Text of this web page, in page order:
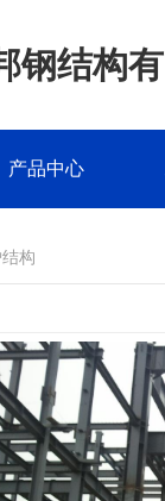
钢结构有
产品中心
构